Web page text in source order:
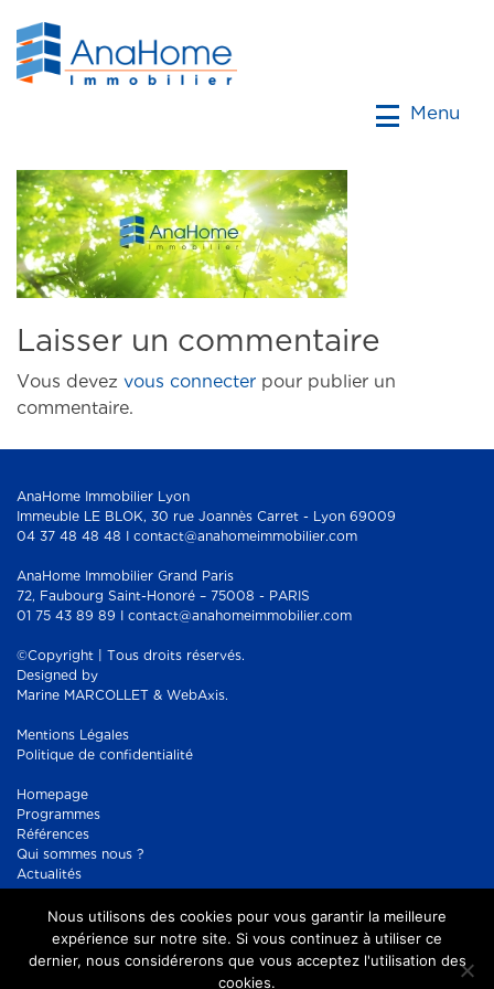
Menu
Laisser un commentaire
Vous devez vous connecter pour publier un
commentaire.
AnaHome Immobilier Lyon
Immeuble LE BLOK, 30 rue Joannès Carret - Lyon 69009
04 37 48 48 48 I contact@anahomeimmobilier.com
AnaHome Immobilier Grand Paris
72, Faubourg Saint-Honoré – 75008 - PARIS
01 75 43 89 89 I contact@anahomeimmobilier.com
©Copyright | Tous droits réservés.
Designed by
Marine MARCOLLET & WebAxis.
Mentions Légales
Politique de confidentialité
Homepage
Programmes
Références
Qui sommes nous ?
Actualités
Réseaux sociaux :
Facebook
Instagram
Nous utilisons des cookies pour vous garantir la meilleure
expérience sur notre site. Si vous continuez à utiliser ce
dernier, nous considérerons que vous acceptez l'utilisation des
cookies.